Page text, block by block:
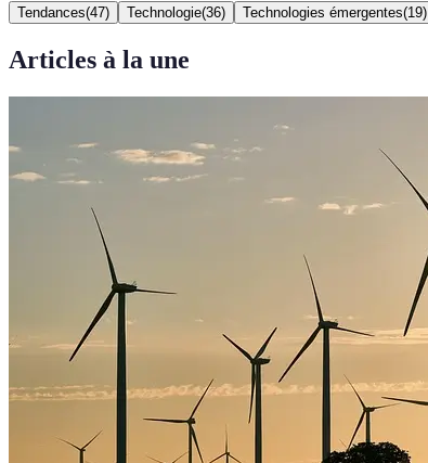
Tendances(47) Technologie(36) Technologies émergentes(19)
Articles à la une